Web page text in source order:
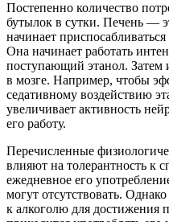
Постепенно количество
бутылок в сутки. Печень —
начинает
Она начинает работать
поступающий этанол. Затем
в мозге. Например, чтобы
седативному воздействию
увеличивает активность
его работу.
Перечисленные
влияют на толерантность к
ежедневное его
могут отсутствовать.
к алкоголю для достижения